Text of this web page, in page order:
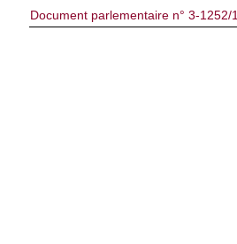
Document parlementaire n° 3-1252/1